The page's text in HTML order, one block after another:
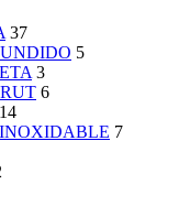
37
5
3
6
14
7